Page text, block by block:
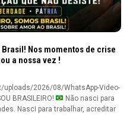
Nos momentos de crise
a nossa vez !
2026/08/WhatsApp-Video-
BRASILEIRO!
Não nasci para
Nasci para trabalhar, acreditar